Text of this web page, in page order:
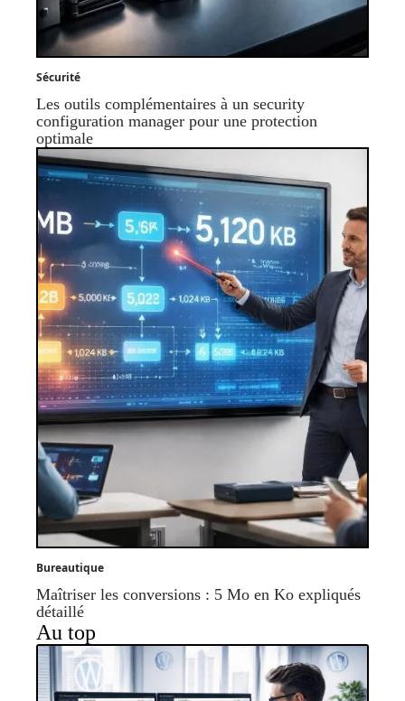
Sécurité
Les outils complémentaires à un security
configuration manager pour une protection
optimale
Bureautique
Maîtriser les conversions : 5 Mo en Ko expliqués
détaillé
Au top